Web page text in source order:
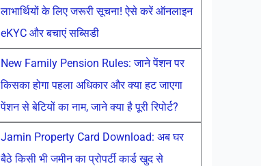
लाभार्थियों के लिए जरूरी सूचना! ऐसे करें ऑनलाइन
eKYC और बचाएं सब्सिडी
New Family Pension Rules: जाने पेंशन पर
किसका होगा पहला अधिकार और क्या हट जाएगा
पेंशन से बेटियों का नाम, जाने क्या है पूरी रिपोर्ट?
Jamin Property Card Download: अब घर
बैठे किसी भी जमीन का प्रोपर्टी कार्ड खुद से